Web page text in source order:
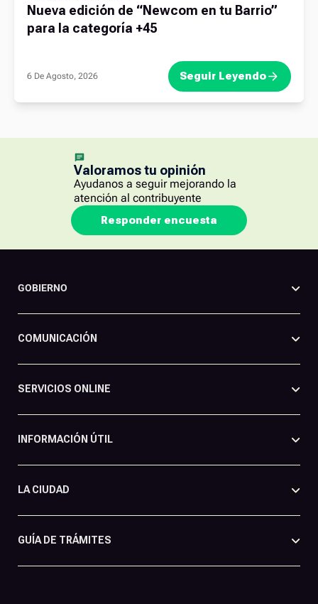
Nueva edición de “Newcom en tu Barrio”
para la categoría +45
6 De Agosto, 2026 Seguir Leyendo
Valoramos tu opinión
Ayudanos a seguir mejorando la
atención al contribuyente
Responder encuesta
GOBIERNO
COMUNICACIÓN
SERVICIOS ONLINE
INFORMACIÓN ÚTIL
LA CIUDAD
GUÍA DE TRÁMITES